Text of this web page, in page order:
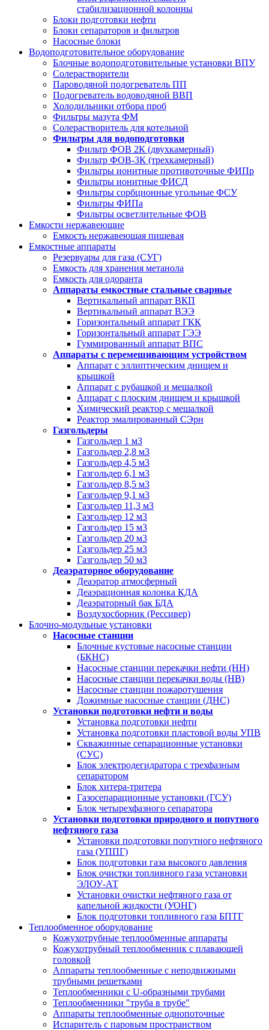
стабилизационной колонны
Блоки подготовки нефти
Блоки сепараторов и фильтров
Насосные блоки
Водоподготовительное оборудование
Блочные водоподготовительные установки ВПУ
Солерастворители
Пароводяной подогреватель ПП
Подогреватель водоводяной ВВП
Холодильники отбора проб
Фильтры мазута ФМ
Солерастворитель для котельной
Фильтры для водоподготовки
Фильтр ФОВ 2К (двухкамерный)
Фильтр ФОВ-3К (трехкамерный)
Фильтры ионитные противоточные ФИПр
Фильтры ионитные ФИСД
Фильтры сорбционные угольные ФСУ
Фильтры ФИПа
Фильтры осветлительные ФОВ
Емкости нержавеющие
Емкость нержавеющая пищевая
Емкостные аппараты
Резервуары для газа (СУГ)
Емкость для хранения метанола
Емкость для одоранта
Аппараты емкостные стальные сварные
Вертикальный аппарат ВКП
Вертикальный аппарат ВЭЭ
Горизонтальный аппарат ГКК
Горизонтальный аппарат ГЭЭ
Гуммированный аппарат ВПС
Аппараты с перемешивающим устройством
Аппарат с эллиптическим днищем и
крышкой
Аппарат с рубашкой и мешалкой
Аппарат с плоским днищем и крышкой
Химический реактор с мешалкой
Реактор эмалированный СЭрн
Газгольдеры
Газгольдер 1 м3
Газгольдер 2,8 м3
Газгольдер 4,5 м3
Газгольдер 6,1 м3
Газгольдер 8,5 м3
Газгольдер 9,1 м3
Газгольдер 11,3 м3
Газгольдер 12 м3
Газгольдер 15 м3
Газгольдер 20 м3
Газгольдер 25 м3
Газгольдер 50 м3
Деаэраторное оборудование
Деаэратор атмосферный
Деаэрационная колонка КДА
Деаэраторный бак БДА
Воздухосборник (Рессивер)
Блочно-модульные установки
Насосные станции
Блочные кустовые насосные станции
(БКНС)
Насосные станции перекачки нефти (НН)
Насосные станции перекачки воды (НВ)
Насосные станции пожаротушения
Дожимные насосные станции (ДНС)
Установки подготовки нефти и воды
Установка подготовки нефти
Установка подготовки пластовой воды УПВ
Скважинные сепарационные установки
(СУС)
Блок электродегидратора с трехфазным
сепаратором
Блок хитера-тритера
Газосепарационные установки (ГСУ)
Блок четырехфазного сепаратора
Установки подготовки природного и попутного
нефтяного газа
Установки подготовки попутного нефтяного
газа (УППГ)
Блок подготовки газа высокого давления
Блок очистки топливного газа установки
ЭЛОУ-АТ
Установки очистки нефтяного газа от
капельной жидкости (УОНГ)
Блок подготовки топливного газа БПТГ
Теплообменное оборудование
Кожухотрубные теплообменные аппараты
Кожухотрубный теплообменник с плавающей
головкой
Аппараты теплообменные с неподвижными
трубными решетками
Теплообменники с U-образными трубами
Теплообменники "труба в трубе"
Аппараты теплообменные однопоточные
Испаритель с паровым пространством